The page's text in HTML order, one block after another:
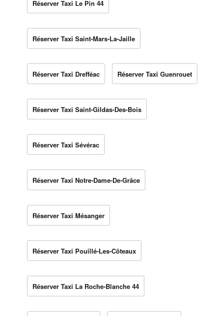
Réserver Taxi Le Pin 44
Réserver Taxi Saint-Mars-La-Jaille
Réserver Taxi Drefféac Réserver Taxi Guenrouet
Réserver Taxi Saint-Gildas-Des-Bois
Réserver Taxi Sévérac
Réserver Taxi Notre-Dame-De-Grâce
Réserver Taxi Mésanger
Réserver Taxi Pouillé-Les-Côteaux
Réserver Taxi La Roche-Blanche 44